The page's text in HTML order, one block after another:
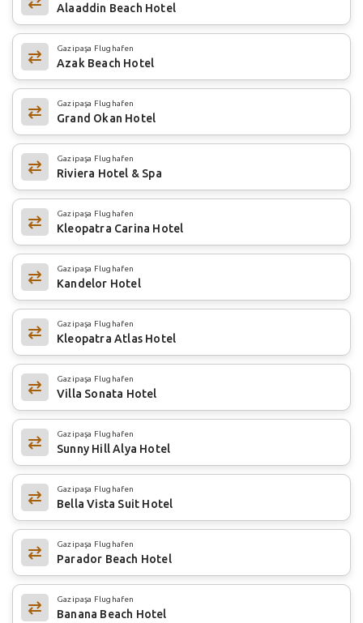
Alaaddin Beach Hotel
Gazipaşa Flughafen
Azak Beach Hotel
Gazipaşa Flughafen
Grand Okan Hotel
Gazipaşa Flughafen
Riviera Hotel & Spa
Gazipaşa Flughafen
Kleopatra Carina Hotel
Gazipaşa Flughafen
Kandelor Hotel
Gazipaşa Flughafen
Kleopatra Atlas Hotel
Gazipaşa Flughafen
Villa Sonata Hotel
Gazipaşa Flughafen
Sunny Hill Alya Hotel
Gazipaşa Flughafen
Bella Vista Suit Hotel
Gazipaşa Flughafen
Parador Beach Hotel
Gazipaşa Flughafen
Banana Beach Hotel